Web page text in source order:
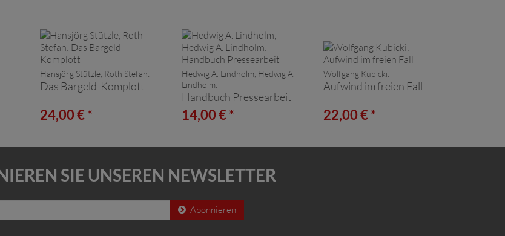
Hansjörg Stützle, Roth Stefan:
Das Bargeld-Komplott
24,00 € *
Hedwig A. Lindholm, Hedwig A.
Lindholm:
Handbuch Pressearbeit
14,00 € *
Wolfgang Kubicki:
Aufwind im freien Fall
22,00 € *
SIE UNSEREN NEWSLETTER
Abonnieren